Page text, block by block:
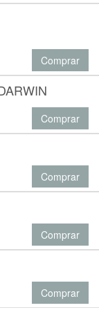
Comprar
Comprar
Comprar
Comprar
Comprar